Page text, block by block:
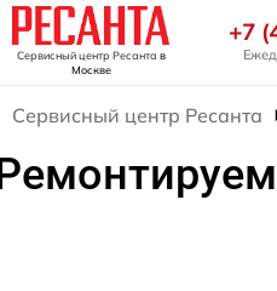
Сервисный центр Ресанта в
Москве
+7
Сервисный центр Ресанта